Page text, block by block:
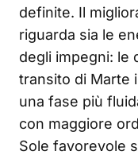
definite. Il
riguarda sia le
degli impegni: le
transito di Marte
una fase più
con maggiore
Sole favorevole